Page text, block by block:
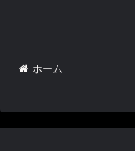
ホーム